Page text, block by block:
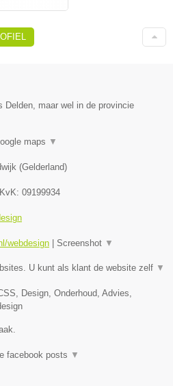
Delden, maar wel in de provincie
maps ▼
(Gelderland)
KvK: 09199934
webdesign | Screenshot ▼
U kunt als klant de website zelf ▼
Design, Onderhoud, Advies,
facebook posts ▼